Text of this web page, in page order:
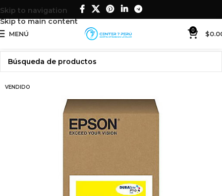
Skip to navigation
Skip to main content
MENÚ 0 $
VENDIDO